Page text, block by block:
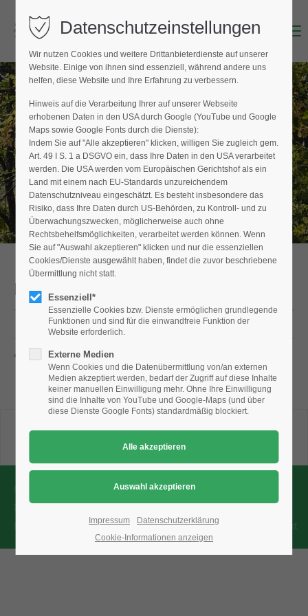
Login
Benutzername (E-Mailadresse)
Passwort
Anmelden
Register|Lost your password?
Support
24h/ 365days
We offer support for our customers
Mon - Fri 8:00am - 5:00pm(GMT +1)
Get in touch
376-293 City Road, Suite 600
San Francisco, CA 94102
Menu
BAUMPFLEGER FINDEN
Hier finden Sie den Fachbetrieb in Ihrer
Nähe
Detailansicht
Copyright 2026 Fachverband Baumpflege e.V.
Datenschutz-
Datenschutzerklärung Impressum Kontakt
Datenschutzeinstellungen
Wir nutzen Cookies und weitere Drittanbieterdienste auf unserer
Website. Einige von ihnen sind essenziell, während andere uns
helfen, diese Website und Ihre Erfahrung zu verbessern.
Hinweis auf die Verarbeitung Ihrer auf unserer Webseite
erhobenen Daten in den USA durch Google (YouTube und Google
Maps sowie Google Fonts durch die Dienste):
Indem Sie auf "Alle akzeptieren" klicken, willigen Sie zugleich gem.
Art. 49 I S. 1 a DSGVO ein, dass Ihre Daten in den USA verarbeitet
werden. Die USA werden vom Europäischen Gerichtshof als ein
Land mit einem nach EU-Standards unzureichendem
Datenschutzniveau eingeschätzt. Es besteht insbesondere das
Risiko, dass Ihre Daten durch US-Behörden, zu Kontroll- und zu
Überwachungszwecken, möglicherweise auch ohne
Rechtsbehelfsmöglichkeiten, verarbeitet werden können. Wenn
Sie auf "Auswahl akzeptieren" klicken und nur die essenziellen
Cookies/Dienste ausgewählt haben, findet die zuvor beschriebene
Übermittlung nicht statt.
Essenziell*
Essenzielle Cookies bzw. Dienste ermöglichen grundlegende
Funktionen und sind für die einwandfreie Funktion der
Website erforderlich.
Externe Medien
Wenn Cookies und die Datenübermittlung von/an externen
Medien akzeptiert werden, bedarf der Zugriff auf diese Inhalte
keiner manuellen Einwilligung mehr. Ohne Ihre Einwilligung
sind die Inhalte von YouTube und Google-Maps (und über
diese Dienste Google Fonts) standardmäßig blockiert.
Impressum
Datenschutzerklärung
Cookie-Informationen anzeigen